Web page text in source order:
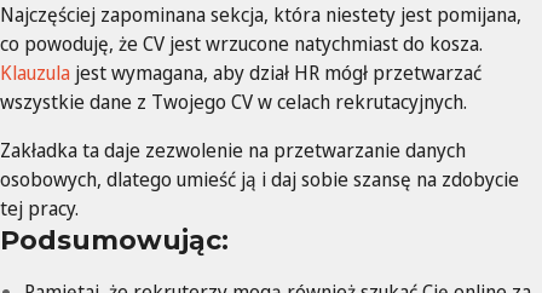
Najczęściej zapominana sekcja, która niestety jest pomijana,
co powoduję, że CV jest wrzucone natychmiast do kosza.
Klauzula jest wymagana, aby dział HR mógł przetwarzać
wszystkie dane z Twojego CV w celach rekrutacyjnych.
Zakładka ta daje zezwolenie na przetwarzanie danych
osobowych, dlatego umieść ją i daj sobie szansę na zdobycie
tej pracy.
Podsumowując: